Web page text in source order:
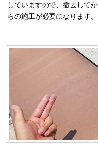
していますので、撤去してか
らの施工が必要になります。